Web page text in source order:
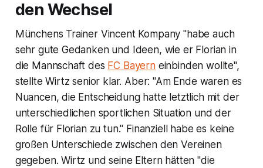
den Wechsel
Münchens Trainer Vincent Kompany "habe auch
sehr gute Gedanken und Ideen, wie er Florian in
die Mannschaft des FC Bayerneinbinden wollte",
stellte Wirtz senior klar. Aber: "Am Ende waren es
Nuancen, die Entscheidung hatte letztlich mit der
unterschiedlichen sportlichen Situation und der
Rolle für Florian zu tun." Finanziell habe es keine
großen Unterschiede zwischen den Vereinen
gegeben. Wirtz und seine Eltern hätten "die